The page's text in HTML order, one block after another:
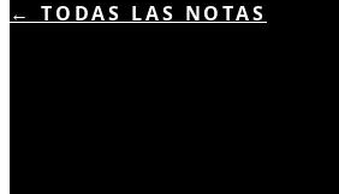
← TODAS LAS NOTAS